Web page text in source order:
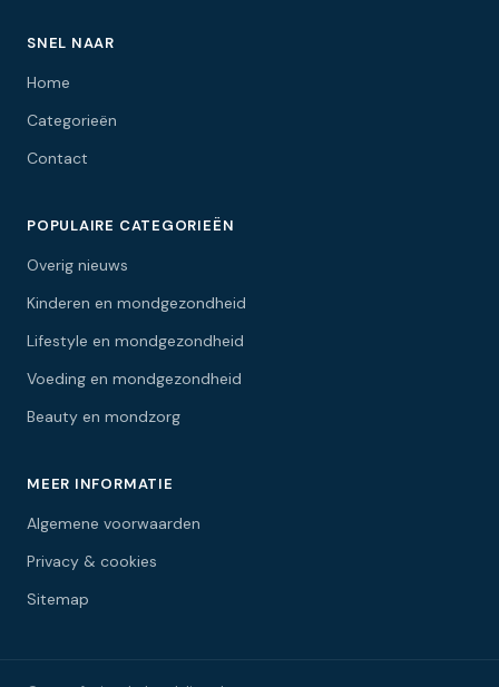
SNEL NAAR
Home
Categorieën
Contact
POPULAIRE CATEGORIEËN
Overig nieuws
Kinderen en mondgezondheid
Lifestyle en mondgezondheid
Voeding en mondgezondheid
Beauty en mondzorg
MEER INFORMATIE
Algemene voorwaarden
Privacy & cookies
Sitemap